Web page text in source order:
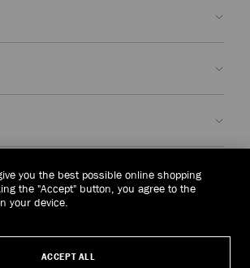
you the best possible online shopping
the "Accept" button, you agree to the
your device.
ACCEPT ALL